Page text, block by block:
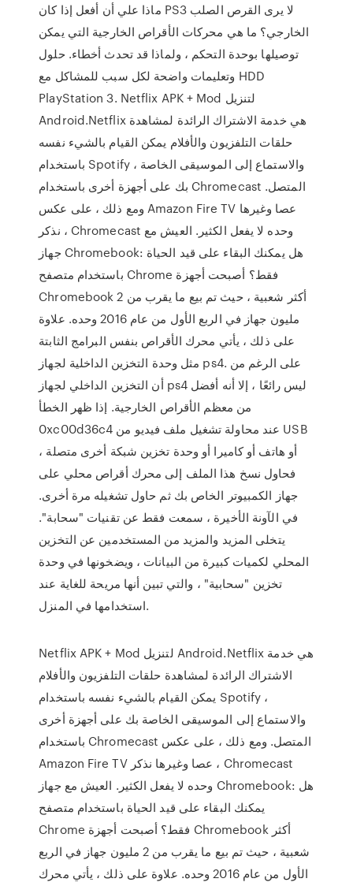
ماذا علي أن أفعل إذا كان PS3 لا يرى القرص الصلب
الخارجي؟ ما هي محركات الأقراص الخارجية التي يمكن
توصيلها بوحدة التحكم ، ولماذا قد تحدث أخطاء. حلول
وتعليمات واضحة لكل سبب للمشاكل مع HDD
PlayStation 3. Netflix‏ APK + Mod لتنزيل
Android.Netflix هي خدمة الاشتراك الرائدة لمشاهدة
حلقات التلفزيون والأفلام يمكن القيام بالشيء نفسه
باستخدام Spotify ، والاستماع إلى الموسيقى الخاصة
بك على أجهزة أخرى باستخدام Chromecast المتصل.
ومع ذلك ، على عكس Amazon Fire TV عصا وغيرها
نذكر ، Chromecast وحده لا يفعل الكثير. العيش مع
جهاز Chromebook: هل يمكنك البقاء على قيد الحياة
باستخدام متصفح Chrome فقط؟ أصبحت أجهزة
Chromebook أكثر شعبية ، حيث تم بيع ما يقرب من 2
مليون جهاز في الربع الأول من عام 2016 وحده. علاوة
على ذلك ، يأتي محرك الأقراص بنفس البرامج الثابتة
مثل وحدة التخزين الداخلية لجهاز ps4. على الرغم من
أن التخزين الداخلي لجهاز ps4 ليس رائعًا ، إلا أنه أفضل
من معظم الأقراص الخارجية. إذا ظهر الخطأ
0xc00d36c4 عند محاولة تشغيل ملف فيديو من USB
أو هاتف أو كاميرا أو وحدة تخزين شبكة أخرى متصلة ،
فحاول نسخ هذا الملف إلى محرك أقراص محلي على
جهاز الكمبيوتر الخاص بك ثم حاول تشغيله مرة أخرى.
في الآونة الأخيرة ، سمعت فقط عن تقنيات "سحابة".
يتخلى المزيد والمزيد من المستخدمين عن التخزين
المحلي لكميات كبيرة من البيانات ، ويضخونها في وحدة
تخزين "سحابية" ، والتي تبين أنها مريحة للغاية عند
استخدامها في المنزل.
Netflix‏ APK + Mod لتنزيل Android.Netflix هي خدمة
الاشتراك الرائدة لمشاهدة حلقات التلفزيون والأفلام
يمكن القيام بالشيء نفسه باستخدام Spotify ،
والاستماع إلى الموسيقى الخاصة بك على أجهزة أخرى
باستخدام Chromecast المتصل. ومع ذلك ، على عكس
Amazon Fire TV عصا وغيرها نذكر ، Chromecast
وحده لا يفعل الكثير. العيش مع جهاز Chromebook: هل
يمكنك البقاء على قيد الحياة باستخدام متصفح
Chrome فقط؟ أصبحت أجهزة Chromebook أكثر
شعبية ، حيث تم بيع ما يقرب من 2 مليون جهاز في الربع
الأول من عام 2016 وحده. علاوة على ذلك ، يأتي محرك